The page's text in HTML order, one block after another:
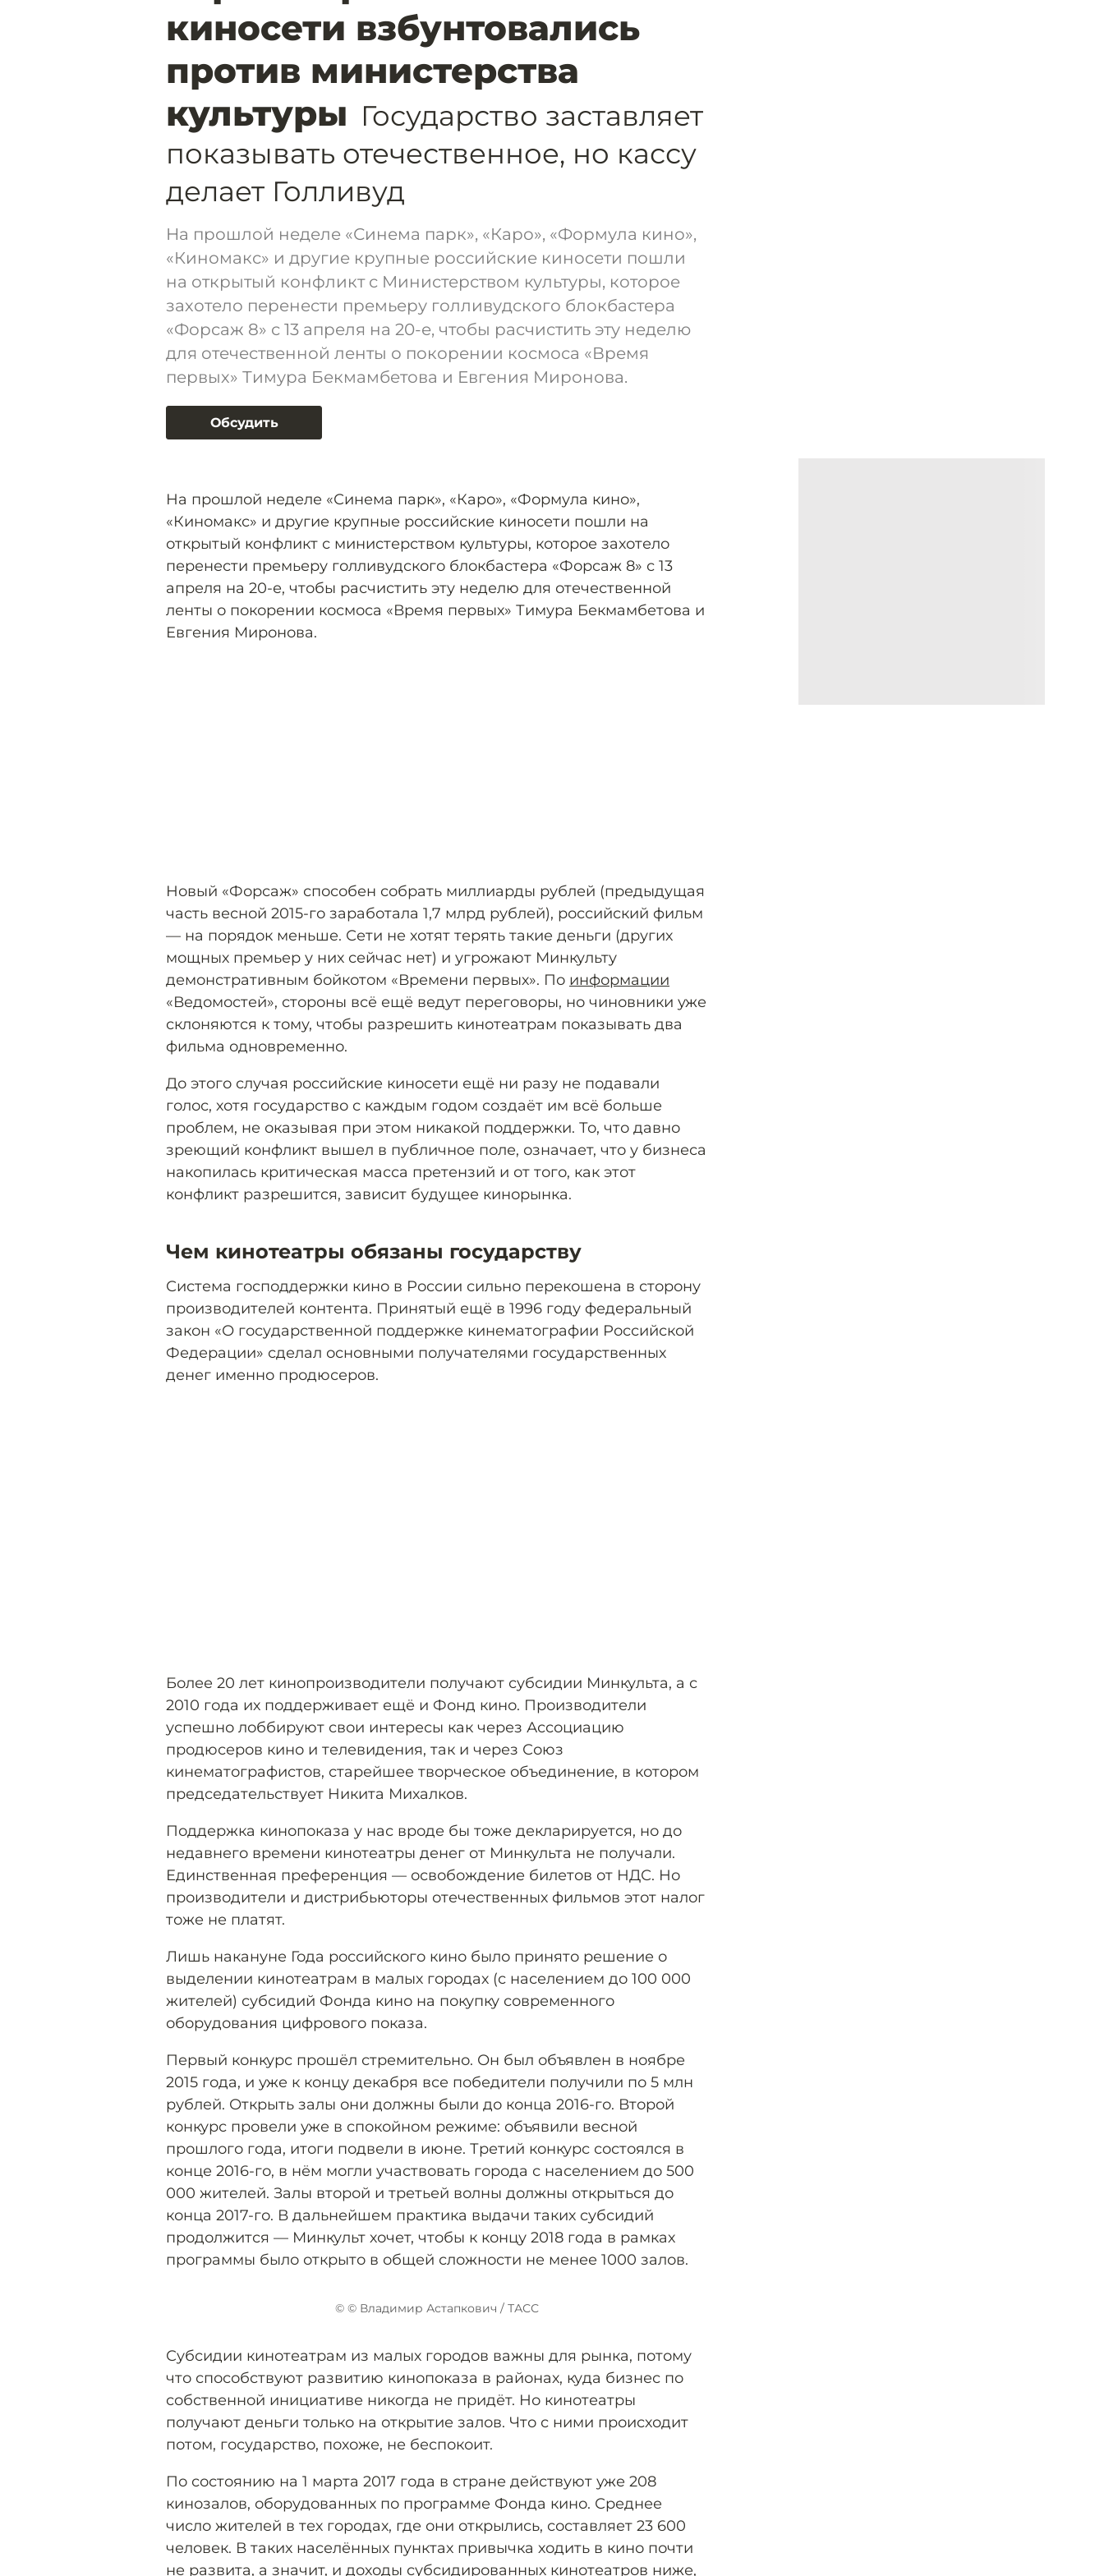
киносети взбунтовались
против министерства
культуры Государство заставляет
показывать отечественное, но кассу
делает Голливуд
На прошлой неделе «Синема парк», «Каро», «Формула кино»,
«Киномакс» и другие крупные российские киносети пошли
на открытый конфликт с Министерством культуры, которое
захотело перенести премьеру голливудского блокбастера
«Форсаж 8» с 13 апреля на 20-е, чтобы расчистить эту неделю
для отечественной ленты о покорении космоса «Время
первых» Тимура Бекмамбетова и Евгения Миронова.
Обсудить
На прошлой неделе «Синема парк», «Каро», «Формула кино»,
«Киномакс» и другие крупные российские киносети пошли на
открытый конфликт с министерством культуры, которое захотело
перенести премьеру голливудского блокбастера «Форсаж 8» с 13
апреля на 20-е, чтобы расчистить эту неделю для отечественной
ленты о покорении космоса «Время первых» Тимура Бекмамбетова и
Евгения Миронова.
Новый «Форсаж» способен собрать миллиарды рублей (предыдущая
часть весной 2015-го заработала 1,7 млрд рублей), российский фильм
— на порядок меньше. Сети не хотят терять такие деньги (других
мощных премьер у них сейчас нет) и угрожают Минкульту
демонстративным бойкотом «Времени первых». По информации
«Ведомостей», стороны всё ещё ведут переговоры, но чиновники уже
склоняются к тому, чтобы разрешить кинотеатрам показывать два
фильма одновременно.
До этого случая российские киносети ещё ни разу не подавали
голос, хотя государство с каждым годом создаёт им всё больше
проблем, не оказывая при этом никакой поддержки. То, что давно
зреющий конфликт вышел в публичное поле, означает, что у бизнеса
накопилась критическая масса претензий и от того, как этот
конфликт разрешится, зависит будущее кинорынка.
Чем кинотеатры обязаны государству
Система господдержки кино в России сильно перекошена в сторону
производителей контента. Принятый ещё в 1996 году федеральный
закон «О государственной поддержке кинематографии Российской
Федерации» сделал основными получателями государственных
денег именно продюсеров.
Более 20 лет кинопроизводители получают субсидии Минкульта, а с
2010 года их поддерживает ещё и Фонд кино. Производители
успешно лоббируют свои интересы как через Ассоциацию
продюсеров кино и телевидения, так и через Союз
кинематографистов, старейшее творческое объединение, в котором
председательствует Никита Михалков.
Поддержка кинопоказа у нас вроде бы тоже декларируется, но до
недавнего времени кинотеатры денег от Минкульта не получали.
Единственная преференция — освобождение билетов от НДС. Но
производители и дистрибьюторы отечественных фильмов этот налог
тоже не платят.
Лишь накануне Года российского кино было принято решение о
выделении кинотеатрам в малых городах (с населением до 100 000
жителей) субсидий Фонда кино на покупку современного
оборудования цифрового показа.
Первый конкурс прошёл стремительно. Он был объявлен в ноябре
2015 года, и уже к концу декабря все победители получили по 5 млн
рублей. Открыть залы они должны были до конца 2016-го. Второй
конкурс провели уже в спокойном режиме: объявили весной
прошлого года, итоги подвели в июне. Третий конкурс состоялся в
конце 2016-го, в нём могли участвовать города с населением до 500
000 жителей. Залы второй и третьей волны должны открыться до
конца 2017-го. В дальнейшем практика выдачи таких субсидий
продолжится — Минкульт хочет, чтобы к концу 2018 года в рамках
программы было открыто в общей сложности не менее 1000 залов.
© © Владимир Астапкович / ТАСС
Субсидии кинотеатрам из малых городов важны для рынка, потому
что способствуют развитию кинопоказа в районах, куда бизнес по
собственной инициативе никогда не придёт. Но кинотеатры
получают деньги только на открытие залов. Что с ними происходит
потом, государство, похоже, не беспокоит.
По состоянию на 1 марта 2017 года в стране действуют уже 208
кинозалов, оборудованных по программе Фонда кино. Среднее
число жителей в тех городах, где они открылись, составляет 23 600
человек. В таких населённых пунктах привычка ходить в кино почти
не развита, а значит, и доходы субсидированных кинотеатров ниже,